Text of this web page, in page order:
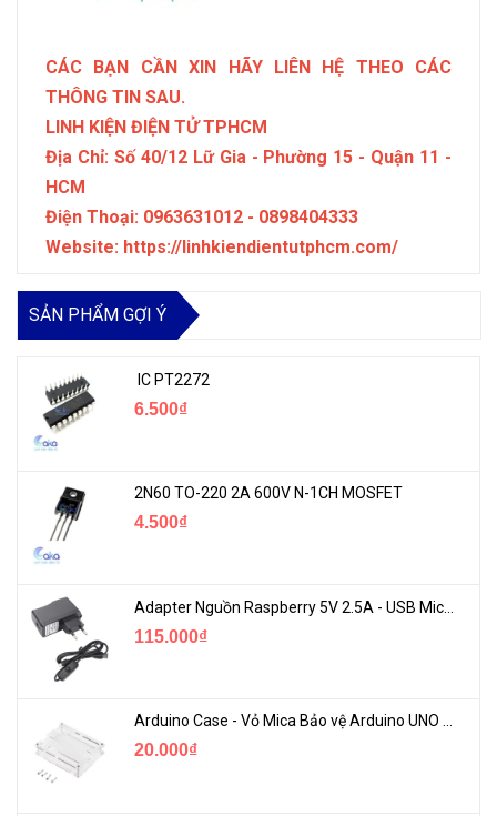
CÁC BẠN CẦN XIN HÃY LIÊN HỆ THEO CÁC
THÔNG TIN SAU.
LINH KIỆN ĐIỆN TỬ TPHCM
Địa Chỉ: Số 40/12 Lữ Gia - Phường 15 - Quận 11 -
HCM
Điện Thoại: 0963631012 - 0898404333
Website: https://linhkiendientutphcm.com/
SẢN PHẨM GỢI Ý
IC PT2272
6.500₫
2N60 TO-220 2A 600V N-1CH MOSFET
4.500₫
115.000₫
Arduino Case - Vỏ Mica Bảo vệ Arduino UNO R3
20.000₫